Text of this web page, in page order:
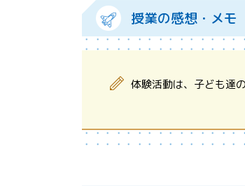
授業の感想・メモ
体験活動は、子ども達